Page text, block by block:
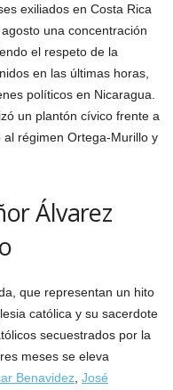
exiliados en Costa Rica
una concentración
el respeto de la
en las últimas horas,
políticos en Nicaragua.
un plantón cívico frente a
régimen Ortega-Murillo y
Álvarez
que representan un hito
católica y su sacerdote
secuestrados por la
meses se eleva
Benavidez José